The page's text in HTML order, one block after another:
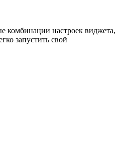
комбинации настроек виджета,
запустить свой